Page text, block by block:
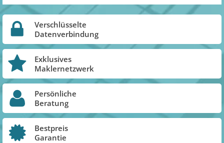
Verschlüsselte
Datenverbindung
Exklusives
Maklernetzwerk
Persönliche
Beratung
Bestpreis
Garantie